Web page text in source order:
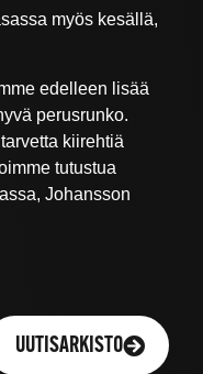
myös kesällä,
edelleen lisää
perusrunko.
kiirehtiä
tutustua
Johansson
UUTISARKISTO